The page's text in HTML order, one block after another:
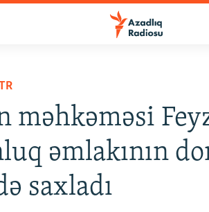
məhkəməsi
əmlakının
saxladı